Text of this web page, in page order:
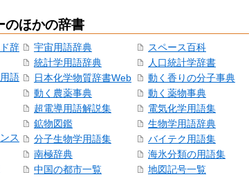
のほかの辞書
辞
語
ス
宇宙用語辞典
統計学用語辞典
日本化学物質辞書Web
動く農薬事典
超電導用語解説集
鉱物図鑑
分子生物学用語集
南極辞典
中国の都市一覧
スペース百科
人口統計学辞書
動く香りの分子事典
動く薬物事典
電気化学用語集
生物学用語辞典
バイテク用語集
海氷分類の用語集
地図記号一覧